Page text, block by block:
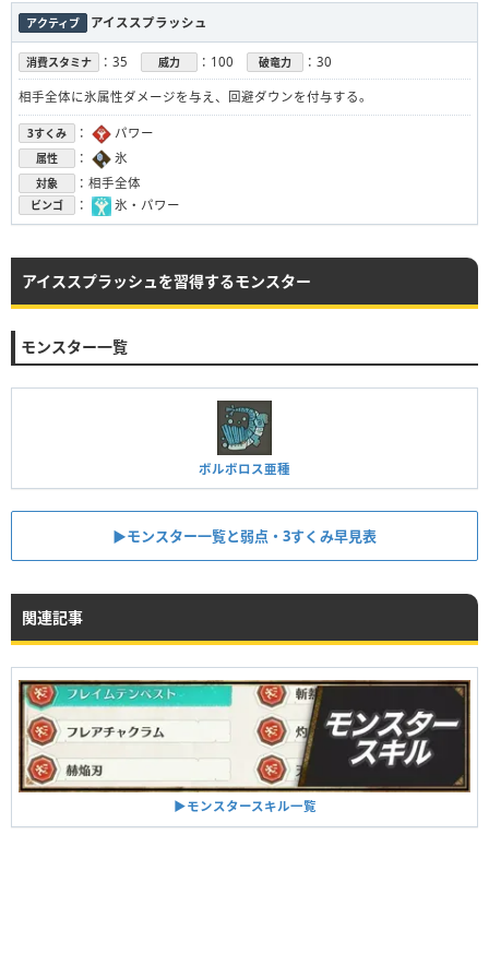
アクティブ アイススプラッシュ
消費スタミナ ：35 威力 ：100 破竜力 ：30
相手全体に氷属性ダメージを与え、回避ダウンを付与する。
3すくみ ： パワー
属性 ： 氷
対象 ：相手全体
ビンゴ ： 氷・パワー
アイススプラッシュを習得するモンスター
モンスター一覧
ボルボロス亜種
▶︎モンスター一覧と弱点・3すくみ早見表
関連記事
▶︎モンスタースキル一覧